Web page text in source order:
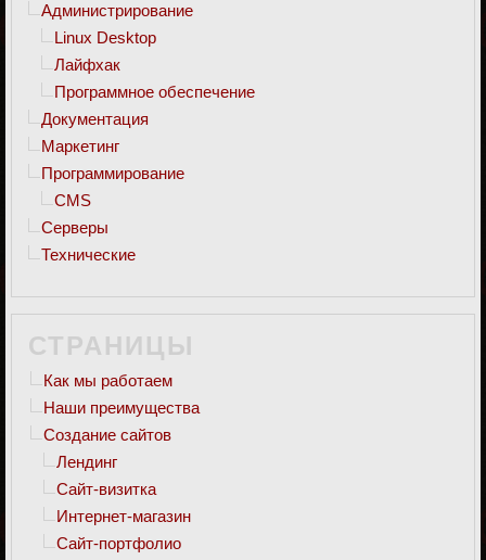
Администрирование
Linux Desktop
Лайфхак
Программное обеспечение
Документация
Маркетинг
Программирование
CMS
Серверы
Технические
СТРАНИЦЫ
Как мы работаем
Наши преимущества
Создание сайтов
Лендинг
Сайт-визитка
Интернет-магазин
Сайт-портфолио